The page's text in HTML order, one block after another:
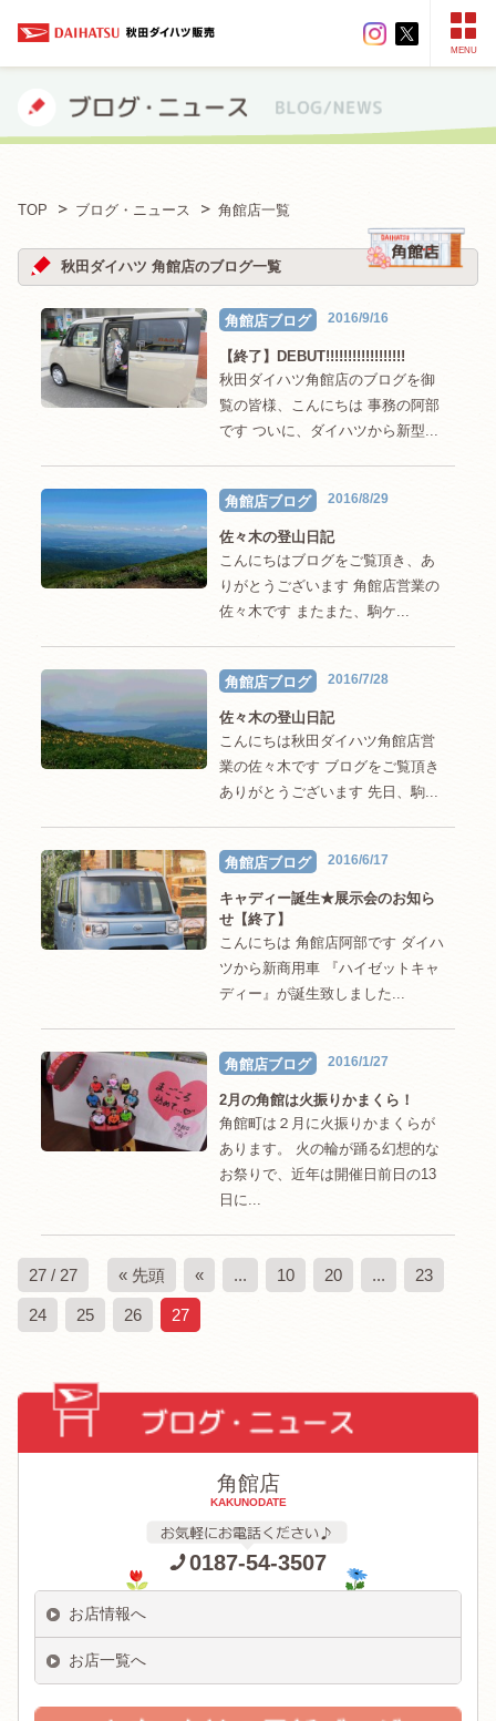
MENU
TOP ブログ・ニュース 角館店一覧
秋田ダイハツ 角館店のブログ一覧
角館店ブログ 2016/9/16
【終了】DEBUT!!!!!!!!!!!!!!!!!!
秋田ダイハツ角館店のブログを御
覧の皆様、こんにちは 事務の阿部
です ついに、ダイハツから新型...
角館店ブログ 2016/8/29
佐々木の登山日記
こんにちはブログをご覧頂き、あ
りがとうございます 角館店営業の
佐々木です またまた、駒ケ...
角館店ブログ 2016/7/28
佐々木の登山日記
こんにちは秋田ダイハツ角館店営
業の佐々木です ブログをご覧頂き
ありがとうございます 先日、駒...
角館店ブログ 2016/6/17
キャディー誕生★展示会のお知ら
せ【終了】
こんにちは 角館店阿部です ダイハ
ツから新商用車 『ハイゼットキャ
ディー』が誕生致しました...
角館店ブログ 2016/1/27
2月の角館は火振りかまくら！
角館町は２月に火振りかまくらが
あります。 火の輪が踊る幻想的な
お祭りで、近年は開催日前日の13
日に...
27 / 27 « 先頭 « ... 10 20 ... 23
24 25 26 27
角館店
KAKUNODATE
0187-54-3507
お店情報へ
お店一覧へ